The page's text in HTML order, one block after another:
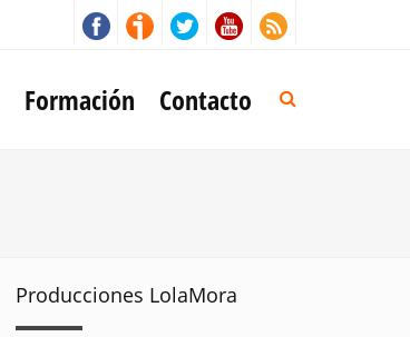
Formación Contacto
Producciones LolaMora